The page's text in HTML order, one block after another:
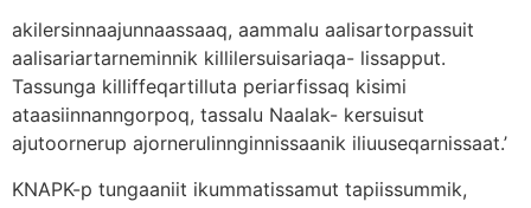
akilersinnaajunnaassaaq, aammalu aalisartorpassuit
aalisariartarneminnik killilersuisariaqa- lissapput.
Tassunga killiffeqartilluta periarfissaq kisimi
ataasiinnanngorpoq, tassalu Naalak- kersuisut
ajutoornerup ajornerulinnginnissaanik iliuuseqarnissaat.’
KNAPK-p tungaaniit ikummatissamut tapiissummik,